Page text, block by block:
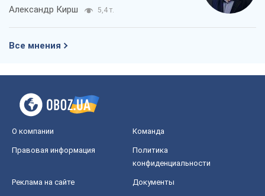
Александр Кирш 5,4 т.
Все мнения
О компании Команда
Правовая информация
Политика
конфиденциальности
Реклама на сайте Документы